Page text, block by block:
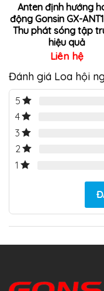
Anten định hướng
động Gonsin GX-
Thu phát sóng tập
hiệu quả
Liên hệ
Đánh giá Loa hội
5
4
3
2
1